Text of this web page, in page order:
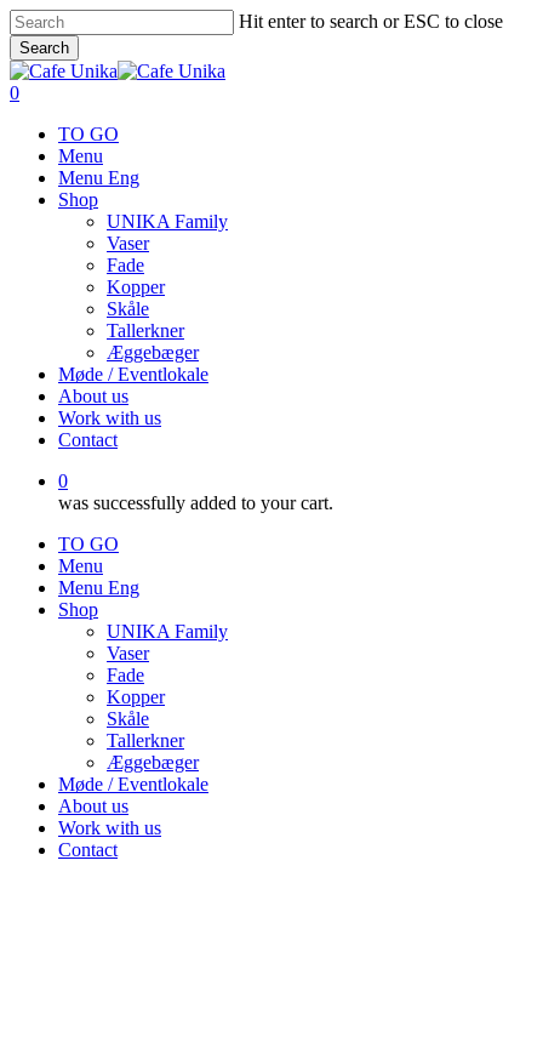
Skip
to
main
content
Hit enter to search or ESC to close
Search
Close
Search
0
TO GO
Menu
Menu Eng
Shop
UNIKA Family
Vaser
Fade
Kopper
Skåle
Tallerkner
Æggebæger
Møde / Eventlokale
About us
Work with us
Contact
0
was successfully added to your cart.
TO GO
Menu
Menu Eng
Shop
UNIKA Family
Vaser
Fade
Kopper
Skåle
Tallerkner
Æggebæger
Møde / Eventlokale
About us
Work with us
Contact